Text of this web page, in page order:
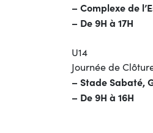
– Complexe de
– De 9H à 17H
U14
Journée de
– Stade Sabaté,
– De 9H à 16H